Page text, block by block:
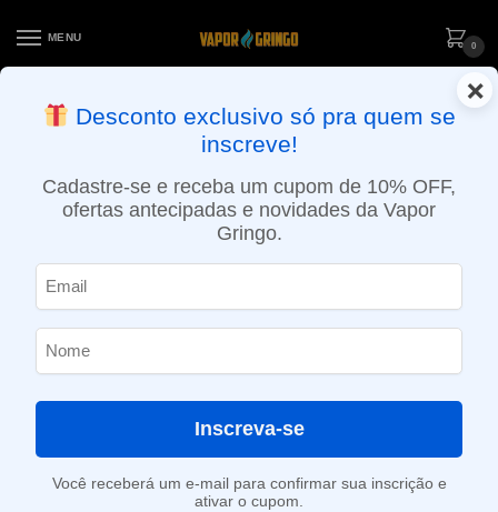
MENU
0
ENTREGA NO MESMO DIA EM SÃO PAULO (SEG A SEX): PEDIDOS
APROVADOS ATÉ 15:30 VIA MOTOBOY
×
Desconto exclusivo só pra quem se
inscreve!
Cadastre-se e receba um cupom de 10% OFF,
ofertas antecipadas e novidades da Vapor
Gringo.
Inscreva-se
Você receberá um e-mail para confirmar sua inscrição e
ativar o cupom.